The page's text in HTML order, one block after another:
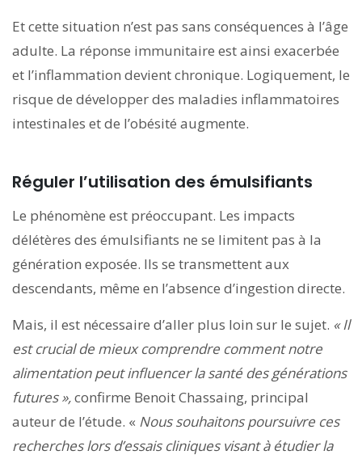
Et cette situation n’est pas sans conséquences à l’âge
adulte. La réponse immunitaire est ainsi exacerbée
et l’inflammation devient chronique. Logiquement, le
risque de développer des maladies inflammatoires
intestinales et de l’obésité augmente.
Réguler l’utilisation des émulsifiants
Le phénomène est préoccupant. Les impacts
délétères des émulsifiants ne se limitent pas à la
génération exposée. Ils se transmettent aux
descendants, même en l’absence d’ingestion directe.
Mais, il est nécessaire d’aller plus loin sur le sujet. « Il
est crucial de mieux comprendre comment notre
alimentation peut influencer la santé des générations
futures »,confirme Benoit Chassaing, principal
auteur de l’étude. « Nous souhaitons poursuivre ces
recherches lors d’essais cliniques visant à étudier la